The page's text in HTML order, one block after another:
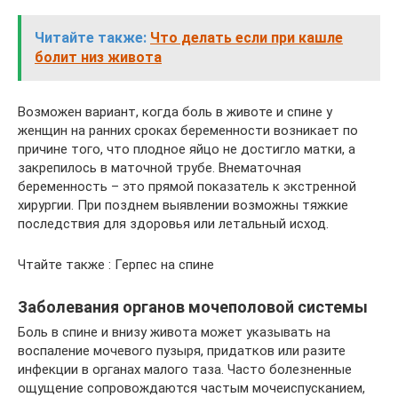
Читайте также: Что делать если при кашле
болит низ живота
Возможен вариант, когда боль в животе и спине у
женщин на ранних сроках беременности возникает по
причине того, что плодное яйцо не достигло матки, а
закрепилось в маточной трубе. Внематочная
беременность – это прямой показатель к экстренной
хирургии. При позднем выявлении возможны тяжкие
последствия для здоровья или летальный исход.
Чтайте также : Герпес на спине
Заболевания органов мочеполовой системы
Боль в спине и внизу живота может указывать на
воспаление мочевого пузыря, придатков или разите
инфекции в органах малого таза. Часто болезненные
ощущение сопровождаются частым мочеиспусканием,